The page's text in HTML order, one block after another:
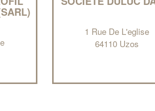
1 Rue De L'eglise
64110 Uzos